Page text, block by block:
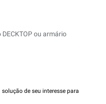
ou armário
de seu interesse para